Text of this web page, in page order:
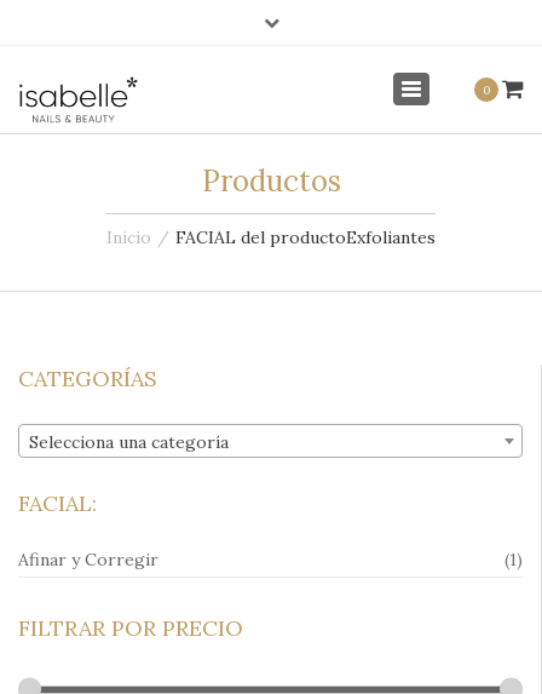
0
Toggle
navigation
Productos
Inicio FACIAL del productoExfoliantes
CATEGORÍAS
Selecciona una categoría
FACIAL:
Afinar y Corregir (1)
FILTRAR POR PRECIO